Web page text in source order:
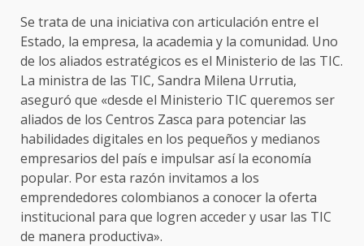
Se trata de una iniciativa con articulación entre el
Estado, la empresa, la academia y la comunidad. Uno
de los aliados estratégicos es el Ministerio de las TIC.
La ministra de las TIC, Sandra Milena Urrutia,
aseguró que «desde el Ministerio TIC queremos ser
aliados de los Centros Zasca para potenciar las
habilidades digitales en los pequeños y medianos
empresarios del país e impulsar así la economía
popular. Por esta razón invitamos a los
emprendedores colombianos a conocer la oferta
institucional para que logren acceder y usar las TIC
de manera productiva».